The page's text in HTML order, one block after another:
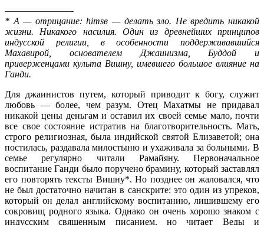
———————-
* А — отрицание: himsв — делать зло. Не вредить никакой
жизни. Ника­кого насилия. Один из древнейших принципов
индусской религии, в особен­ности поддерживавшийся
Махавирой, основателем Джаинизма, Буддой и
приверженцами культа Вишну, имевшего большое влияние на
Ганди.
Для джаинистов путем, который приводит к богу, служит
любовь — более, чем разум. Отец Махатмы не придавал
никакой цены деньгам и оставил их своей семье мало, почти
все свое состояние истратив на благотворительность. Мать,
строго рели­гиозная, была индийской святой Елизаветой; она
постилась, раздавала милостыню и ухаживала за больными. В
семье регу­лярно читали Рамайяну. Первоначальное
воспитание Ганди было поручено брамину, который заставлял
его повторять тексты Вишну*. Но позднее он жаловался, что
не был достаточно начи­тан в санскрите: это один из упреков,
который он делал англий­скому воспитанию, лишившему его
сокровищ родного языка. Однако он очень хорошо знаком с
индусским священным писа­нием, но читает Веды и